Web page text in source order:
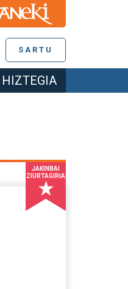
SARTU
HIZTEGIA
JAKINBAI
ZIURTAGIRIA